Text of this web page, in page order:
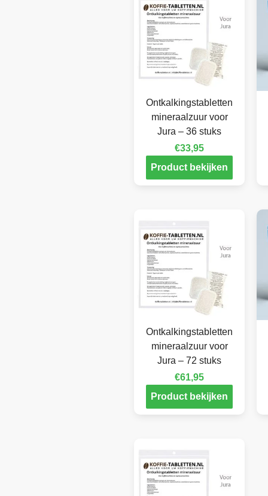
Ontkalkingstabletten
mineraalzuur voor
Jura – 36 stuks
€33,95
Product bekijken
Ontkalkingstabletten
mineraalzuur voor
Jura – 72 stuks
€61,95
Product bekijken